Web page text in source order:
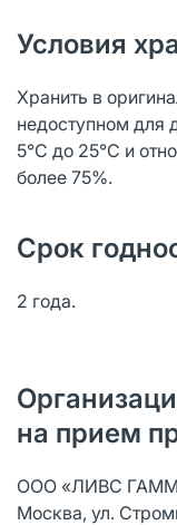
Условия
Хранить в
недоступном для
5°С до 25°С и
более 75%.
Срок
2 года.
на прием
ООО «ЛИВС
Москва, ул.